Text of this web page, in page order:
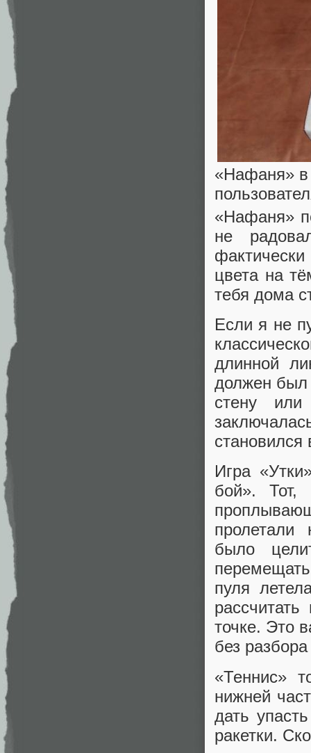
«Нафаня» в
«Нафаня»
не
цвета на
тебя дома
Если я не
длинной
должен был
стену
становился
Игра
бой». Тот,
было
пуля
точке. Это
без
«Теннис»
нижней
дать
ракетки.